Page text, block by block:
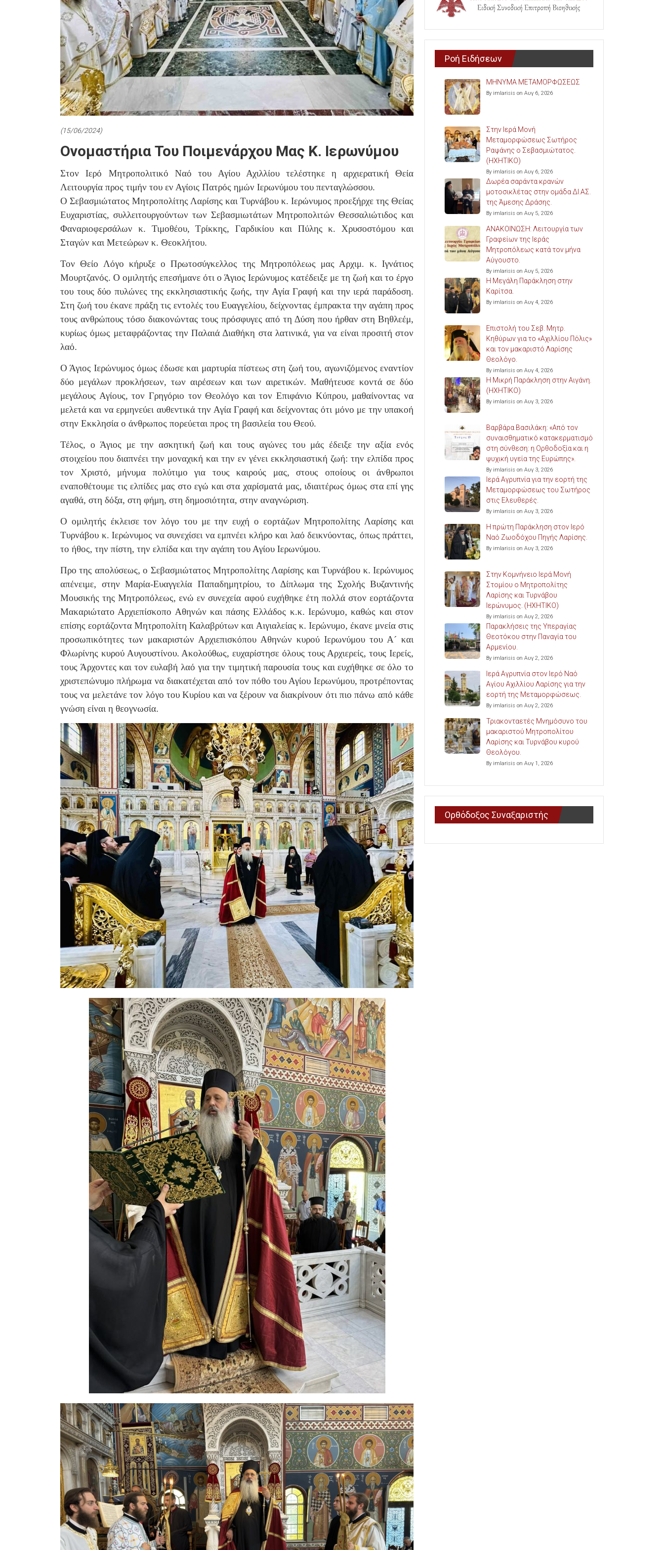
(15/06/2024)
Ονομαστήρια Του Ποιμενάρχου Μας Κ. Ιερωνύμου
Στον Ιερό Μητροπολιτικό Ναό του Αγίου Αχιλλίου τελέστηκε η αρχιερατική Θεία
Λειτουργία προς τιμήν του εν Αγίοις Πατρός ημών Ιερωνύμου του πενταγλώσσου.
Ο Σεβασμιώτατος Μητροπολίτης Λαρίσης και Τυρνάβου κ. Ιερώνυμος προεξήρχε της Θείας
Ευχαριστίας, συλλειτουργούντων των Σεβασμιωτάτων Μητροπολιτών Θεσσαλιώτιδος και
Φαναριοφερσάλων κ. Τιμοθέου, Τρίκκης, Γαρδικίου και Πύλης κ. Χρυσοστόμου και
Σταγών και Μετεώρων κ. Θεοκλήτου.
Τον Θείο Λόγο κήρυξε ο Πρωτοσύγκελλος της Μητροπόλεως μας Αρχιμ. κ. Ιγνάτιος
Μουρτζανός. Ο ομιλητής επεσήμανε ότι ο Άγιος Ιερώνυμος κατέδειξε με τη ζωή και το έργο
του τους δύο πυλώνες της εκκλησιαστικής ζωής, την Αγία Γραφή και την ιερά παράδοση.
Στη ζωή του έκανε πράξη τις εντολές του Ευαγγελίου, δείχνοντας έμπρακτα την αγάπη προς
τους ανθρώπους τόσο διακονώντας τους πρόσφυγες από τη Δύση που ήρθαν στη Βηθλεέμ,
κυρίως όμως μεταφράζοντας την Παλαιά Διαθήκη στα λατινικά, για να είναι προσιτή στον
λαό.
Ο Άγιος Ιερώνυμος όμως έδωσε και μαρτυρία πίστεως στη ζωή του, αγωνιζόμενος εναντίον
δύο μεγάλων προκλήσεων, των αιρέσεων και των αιρετικών. Μαθήτευσε κοντά σε δύο
μεγάλους Αγίους, τον Γρηγόριο τον Θεολόγο και τον Επιφάνιο Κύπρου, μαθαίνοντας να
μελετά και να ερμηνεύει αυθεντικά την Αγία Γραφή και δείχνοντας ότι μόνο με την υπακοή
στην Εκκλησία ο άνθρωπος πορεύεται προς τη βασιλεία του Θεού.
Τέλος, ο Άγιος με την ασκητική ζωή και τους αγώνες του μάς έδειξε την αξία ενός
στοιχείου που διαπνέει την μοναχική και την εν γένει εκκλησιαστική ζωή: την ελπίδα προς
τον Χριστό, μήνυμα πολύτιμο για τους καιρούς μας, στους οποίους οι άνθρωποι
εναποθέτουμε τις ελπίδες μας στο εγώ και στα χαρίσματά μας, ιδιαιτέρως όμως στα επί γης
αγαθά, στη δόξα, στη φήμη, στη δημοσιότητα, στην αναγνώριση.
Ο ομιλητής έκλεισε τον λόγο του με την ευχή ο εορτάζων Μητροπολίτης Λαρίσης και
Τυρνάβου κ. Ιερώνυμος να συνεχίσει να εμπνέει κλήρο και λαό δεικνύοντας, όπως πράττει,
το ήθος, την πίστη, την ελπίδα και την αγάπη του Αγίου Ιερωνύμου.
Προ της απολύσεως, ο Σεβασμιώτατος Μητροπολίτης Λαρίσης και Τυρνάβου κ. Ιερώνυμος
απένειμε, στην Μαρία-Ευαγγελία Παπαδημητρίου, το Δίπλωμα της Σχολής Βυζαντινής
Μουσικής της Μητροπόλεως, ενώ εν συνεχεία αφού ευχήθηκε έτη πολλά στον εορτάζοντα
Μακαριώτατο Αρχιεπίσκοπο Αθηνών και πάσης Ελλάδος κ.κ. Ιερώνυμο, καθώς και στον
επίσης εορτάζοντα Μητροπολίτη Καλαβρύτων και Αιγιαλείας κ. Ιερώνυμο, έκανε μνεία στις
προσωπικότητες των μακαριστών Αρχιεπισκόπου Αθηνών κυρού Ιερωνύμου του Α´ και
Φλωρίνης κυρού Αυγουστίνου. Ακολούθως, ευχαρίστησε όλους τους Αρχιερείς, τους Ιερείς,
τους Άρχοντες και τον ευλαβή λαό για την τιμητική παρουσία τους και ευχήθηκε σε όλο το
χριστεπώνυμο πλήρωμα να διακατέχεται από τον πόθο του Αγίου Ιερωνύμου, προτρέποντας
τους να μελετάνε τον λόγο του Κυρίου και να ξέρουν να διακρίνουν ότι πιο πάνω από κάθε
γνώση είναι η θεογνωσία.
Ροή Ειδήσεων
ΜΗΝΥΜΑ ΜΕΤΑΜΟΡΦΩΣΕΩΣ
By imlarisis on Αυγ 6, 2026
Στην Ιερά Μονή
Μεταμορφώσεως Σωτήρος
Ραψάνης ο Σεβασμιώτατος.
(ΗΧΗΤΙΚΟ)
By imlarisis on Αυγ 6, 2026
Δωρέα σαράντα κρανών
μοτοσικλέτας στην ομάδα ΔΙ.ΑΣ.
της Άμεσης Δράσης.
By imlarisis on Αυγ 5, 2026
ΑΝΑΚΟΙΝΩΣΗ: Λειτουργία των
Γραφείων της Ιεράς
Μητροπόλεως κατά τον μήνα
Αύγουστο.
By imlarisis on Αυγ 5, 2026
Η Μεγάλη Παράκληση στην
Καρίτσα.
By imlarisis on Αυγ 4, 2026
Επιστολή του Σεβ. Μητρ.
Κηθύρων για το «Αχιλλίου Πόλις»
και τον μακαριστό Λαρίσης
Θεολόγο.
By imlarisis on Αυγ 4, 2026
Η Μικρή Παράκληση στην Αιγάνη.
(ΗΧΗΤΙΚΟ)
By imlarisis on Αυγ 3, 2026
Βαρβάρα Βασιλάκη: «Από τον
συναισθηματικό κατακερματισμό
στη σύνθεση: η Ορθοδοξία και η
ψυχική υγεία της Ευρώπης».
By imlarisis on Αυγ 3, 2026
Ιερά Αγρυπνία για την εορτή της
Μεταμορφώσεως του Σωτήρος
στις Ελευθερές.
By imlarisis on Αυγ 3, 2026
Η πρώτη Παράκληση στον Ιερό
Ναό Ζωοδόχου Πηγής Λαρίσης.
By imlarisis on Αυγ 3, 2026
Στην Κομνήνειο Ιερά Μονή
Στομίου ο Μητροπολίτης
Λαρίσης και Τυρνάβου
Ιερώνυμος. (ΗΧΗΤΙΚΟ)
By imlarisis on Αυγ 2, 2026
Παρακλήσεις της Υπεραγίας
Θεοτόκου στην Παναγία του
Αρμενίου.
By imlarisis on Αυγ 2, 2026
Ιερά Αγρυπνία στον Ιερό Ναό
Αγίου Αχιλλίου Λαρίσης για την
εορτή της Μεταμορφώσεως.
By imlarisis on Αυγ 2, 2026
Τριακονταετές Μνημόσυνο του
μακαριστού Μητροπολίτου
Λαρίσης και Τυρνάβου κυρού
Θεολόγου.
By imlarisis on Αυγ 1, 2026
Ορθόδοξος Συναξαριστής